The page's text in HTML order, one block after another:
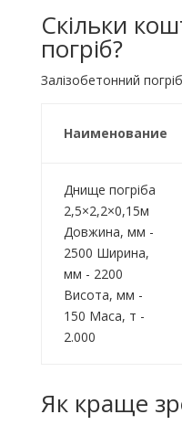
Скільки
погріб?
Залізобетонний
Наименование
Днище погріба
2,5×2,2×0,15м
Довжина, мм -
2500 Ширина,
мм - 2200
Висота, мм -
150 Маса, т -
2.000
Як краще